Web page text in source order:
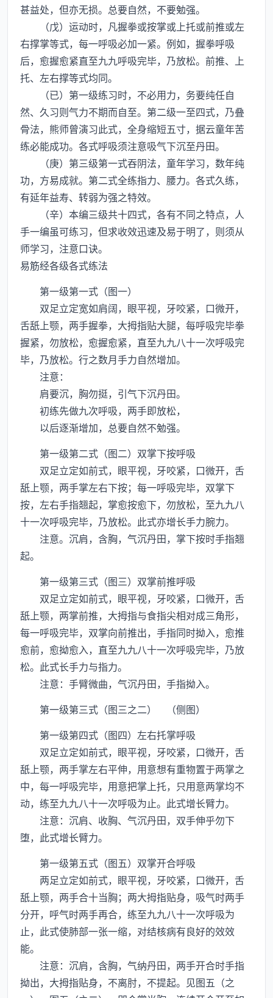
甚益处，但亦无损。总要自然，不要勉强。
（戊）运动时，凡握拳或按掌或上托或前推或左
右撑掌等式，每一呼吸必加一紧。例如，握拳呼吸
后，愈握愈紧直至九九呼吸完毕，乃放松。前推、上
托、左右撑等式均同。
（已）第一级练习时，不必用力，务要纯任自
然、久习则气力不期而自至。第二级一至四式，乃叠
骨法，熊师曾演习此式，全身缩短五寸，据云童年苦
练必能成功。各式呼吸须注意吸气下沉至丹田。
（庚）第三级第一式吞阴法，童年学习，数年纯
功，方易成就。第二式全练指力、腰力。各式久练，
有延年益寿、转弱为强之特效。
（辛）本编三级共十四式，各有不同之特点，人
手一编虽可练习，但求收效迅速及易于明了，则须从
师学习，注意口诀。
易筋经各级各式练法
第一级第一式（图一）
双足立定宽如肩阔，眼平视，牙咬紧，口微开，
舌舐上颚，两手握拳，大拇指贴大腿，每呼吸完毕拳
握紧，勿放松，愈握愈紧，直至九九八十一次呼吸完
毕，乃放松。行之数月手力自然增加。
注意：
肩要沉，胸勿挺，引气下沉丹田。
初练先做九次呼吸，两手即放松，
以后逐渐增加，总要自然不勉强。
第一级第二式（图二）双掌下按呼吸
双足立定如前式，眼平视，牙咬紧，口微开，舌
舐上颚，两手掌左右下按；每一呼吸完毕，双掌下
按，左右手指翘起，掌愈按愈下，勿放松，至九九八
十一次呼吸完毕，乃放松。此式亦增长手力腕力。
注意。沉肩，含胸，气沉丹田，掌下按时手指翘
起。
第一级第三式（图三）双掌前推呼吸
双足立定如前式，眼平视，牙咬紧，口微开，舌
舐上颚，两掌前推，大拇指与食指尖相对成三角形，
每一呼吸完毕，双掌向前推出，手指同时拗入，愈推
愈前，愈拗愈入，直至九九八十一次呼吸完毕，乃放
松。此式长手力与指力。
注意：手臂微曲，气沉丹田，手指拗入。
第一级第三式（图三之二） （侧图）
第一级第四式（图四）左右托掌呼吸
双足立定如前式，眼平视，牙咬紧，口微开，舌
舐上颚，两手掌左右平伸，用意想有重物置于两掌之
中，每一呼吸完毕，用意把掌上托，只用意两掌均不
动，练至九九八十一次呼吸为止。此式增长臂力。
注意：沉肩、收胸、气沉丹田，双手伸乎勿下
堕，此式增长臂力。
第一级第五式（图五）双掌开合呼吸
两足立定如前式，眼平视，牙咬紧，口微开，舌
舐上颚，两手合十当胸；两大拇指贴身，吸气时两手
分开，呼气时两手再合，练至九九八十一次呼吸为
止，此式使肺部一张一缩，对结核病有良好的效效
能。
注意：沉肩，含胸，气纳丹田，两手开合时手指
拗出，大拇指贴身，不离肘，不提起。见图五（之